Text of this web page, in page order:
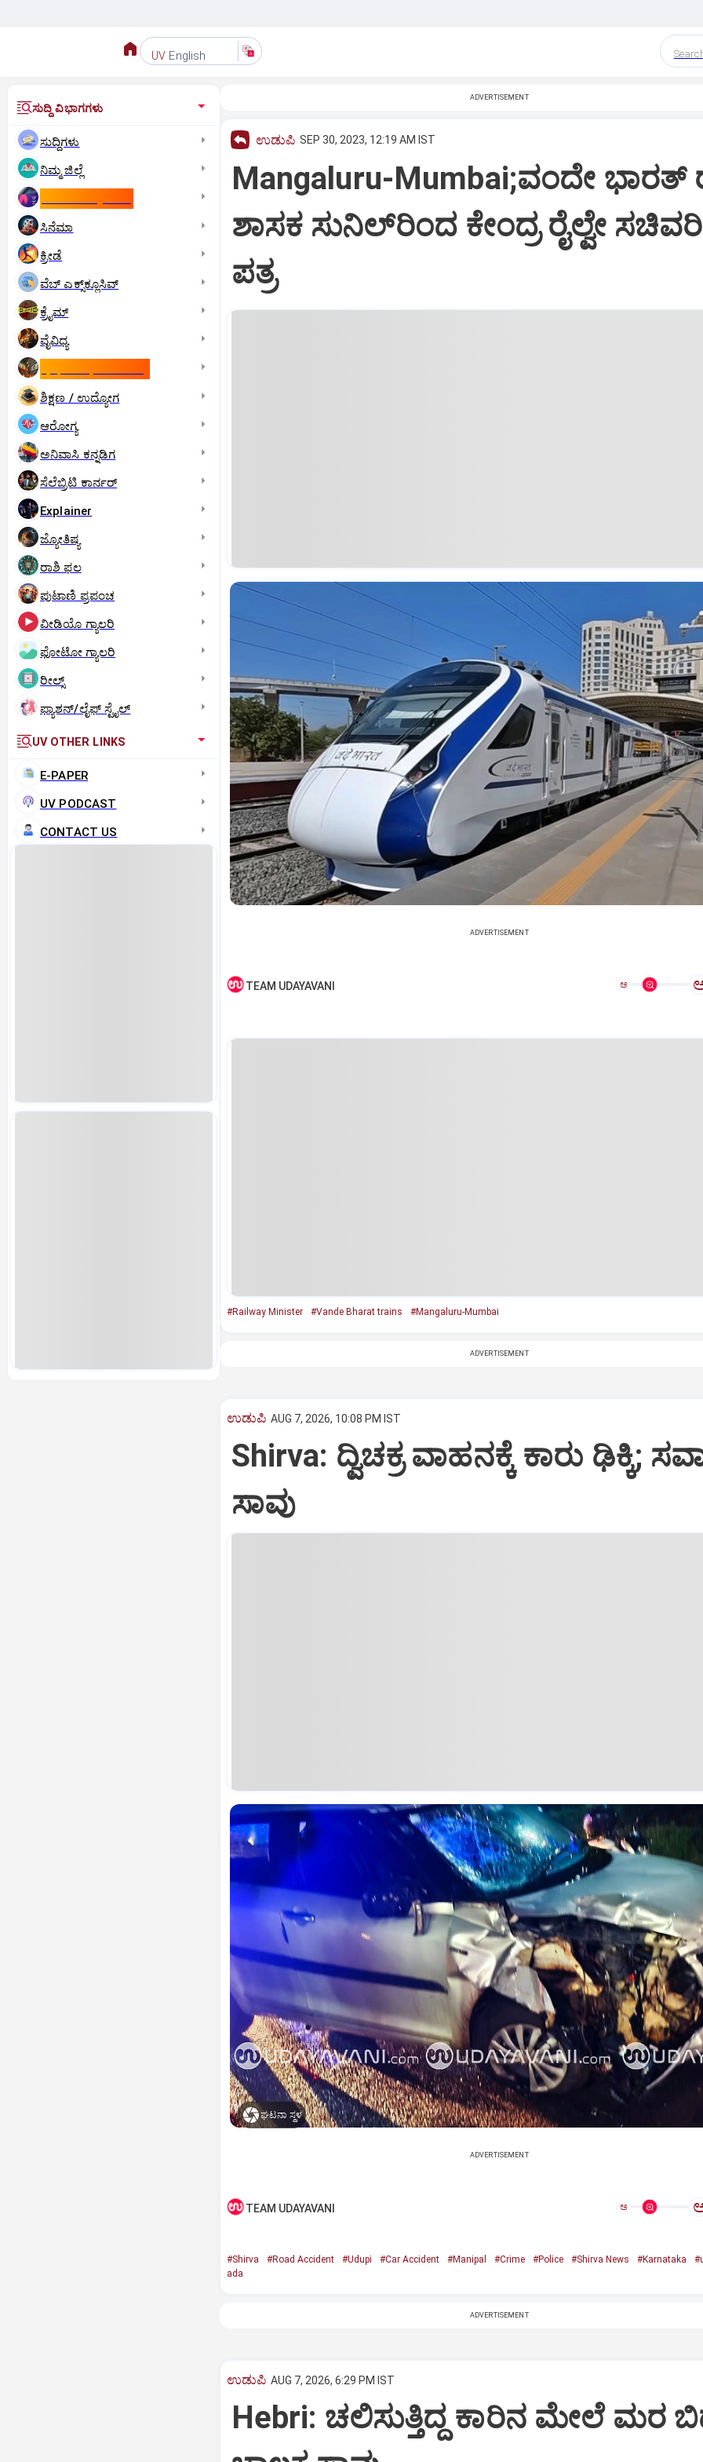
UV English
ಸುದ್ದಿ ವಿಭಾಗಗಳು
ಸುದ್ದಿಗಳು
ನಿಮ್ಮ ಜಿಲ್ಲೆ
ಸಿನೆಮಾ
ಕ್ರೀಡೆ
ವೆಬ್ ಎಕ್ಸ್‌ಕ್ಲೂಸಿವ್
ಕ್ರೈಮ್
ವೈವಿಧ್ಯ
ಶಿಕ್ಷಣ / ಉದ್ಯೋಗ
ಆರೋಗ್ಯ
ಅನಿವಾಸಿ ಕನ್ನಡಿಗ
ಸೆಲೆಬ್ರಿಟಿ ಕಾರ್ನರ್‌
Explainer
ಜ್ಯೋತಿಷ್ಯ
ರಾಶಿ ಫಲ
ಪುಟಾಣಿ ಪ್ರಪಂಚ
ವೀಡಿಯೊ ಗ್ಯಾಲರಿ
ಫೋಟೋ ಗ್ಯಾಲರಿ
ರೀಲ್ಸ್
ಫ್ಯಾಶನ್/ಲೈಫ್‌ ಸ್ಟೈಲ್
UV OTHER LINKS
E-PAPER
UV PODCAST
CONTACT US
ADVERTISEMENT
ಉಡುಪಿ SEP 30, 2023, 12:19 AM IST
Mangaluru-Mumbai;ವಂದೇ ಭಾರತ್‌
ಶಾಸಕ ಸುನಿಲ್‌ರಿಂದ ಕೇಂದ್ರ ರೈಲ್ವೇ
ಪತ್ರ
ADVERTISEMENT
TEAM UDAYAVANI ಅ
#Railway Minister #Vande Bharat trains #Mangaluru-Mumbai
ADVERTISEMENT
ಉಡುಪಿ AUG 7, 2026, 10:08 PM IST
Shirva: ದ್ವಿಚಕ್ರ ವಾಹನಕ್ಕೆ ಕಾರು ಢಿಕ್ಕಿ;
ಸಾವು
ಘಟನಾ ಸ್ಥಳ
ADVERTISEMENT
TEAM UDAYAVANI ಅ
#Shirva #Road Accident #Udupi #Car Accident #Manipal #Crime #Police #Shirva News #Karnataka
ada
ADVERTISEMENT
ಉಡುಪಿ AUG 7, 2026, 6:29 PM IST
Hebri: ಚಲಿಸುತ್ತಿದ್ದ ಕಾರಿನ ಮೇಲೆ ಮರ